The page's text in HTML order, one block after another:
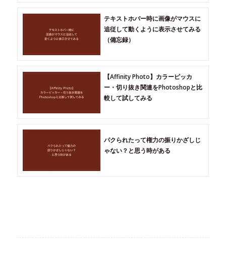
テキストホバー時に画像がマウスに
追従して動くように表示させてみる
（備忘録）
【Affinity Photo】カラーピッカ
ー・切り抜き関連をPhotoshopと比
較して試してみる
パクられたって権力の振りかざしじ
ゃない？と思う時がある